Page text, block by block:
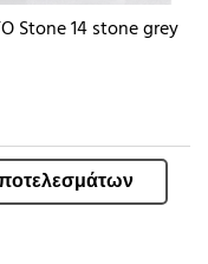
Stone 14 stone grey